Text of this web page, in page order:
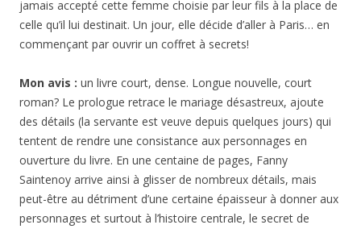
jamais accepté cette femme choisie par leur fils à la place de
celle qu’il lui destinait. Un jour, elle décide d’aller à Paris… en
commençant par ouvrir un coffret à secrets!
Mon avis : un livre court, dense. Longue nouvelle, court
roman? Le prologue retrace le mariage désastreux, ajoute
des détails (la servante est veuve depuis quelques jours) qui
tentent de rendre une consistance aux personnages en
ouverture du livre. En une centaine de pages, Fanny
Saintenoy arrive ainsi à glisser de nombreux détails, mais
peut-être au détriment d’une certaine épaisseur à donner aux
personnages et surtout à l’histoire centrale, le secret de